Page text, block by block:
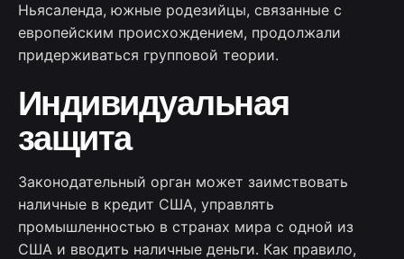
Ньясаленда, южные родезийцы, связанные с
европейским происхождением, продолжали
придерживаться групповой теории.
Индивидуальная
защита
Законодательный орган может заимствовать
наличные в кредит США, управлять
промышленностью в странах мира с одной из
США и вводить наличные деньги. Как правило,